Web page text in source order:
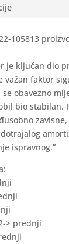
105813
je ključan dio
važan faktor
obavezno
bio stabilan.
zavisne,
ispravnog.”
> prednji